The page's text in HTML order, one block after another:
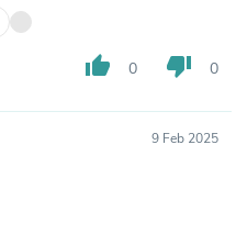
thumb_up 0 thumb_down 0
9 Feb 2025